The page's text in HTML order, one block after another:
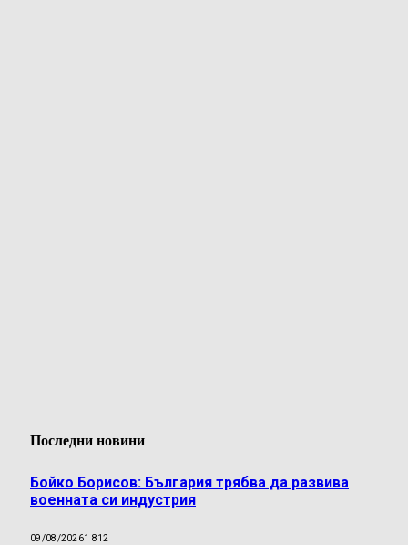
Последни новини
Бойко Борисов: България трябва да развива
военната си индустрия
09/08/20261 812